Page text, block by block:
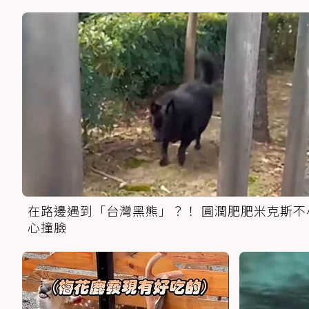
在路邊遇到「台灣黑熊」？！ 圓潤肥肥米克斯
心撞臉